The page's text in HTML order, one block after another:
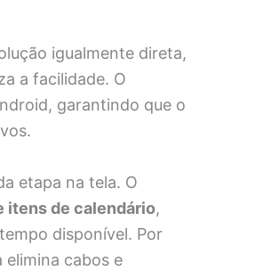
igualmente direta,
a facilidade. O
garantindo que o
etapa na tela. O
itens de calendário,
disponível. Por
cabos e